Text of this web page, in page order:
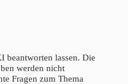
beantworten lassen. Die
werden nicht
Fragen zum Thema